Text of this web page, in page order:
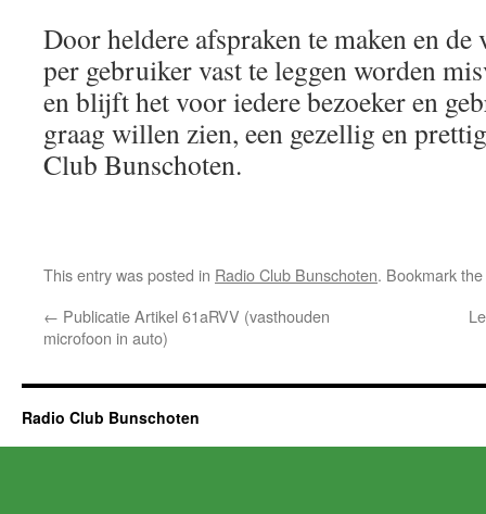
Door heldere afspraken te maken en
per gebruiker vast te leggen worden
en blijft het voor iedere bezoeker en
graag willen zien, een gezellig en
Club Bunschoten.
This entry was posted in Radio Club Bunschoten. Bookmark the
← Publicatie Artikel 61aRVV (vasthouden
microfoon in auto)
Radio Club Bunschoten